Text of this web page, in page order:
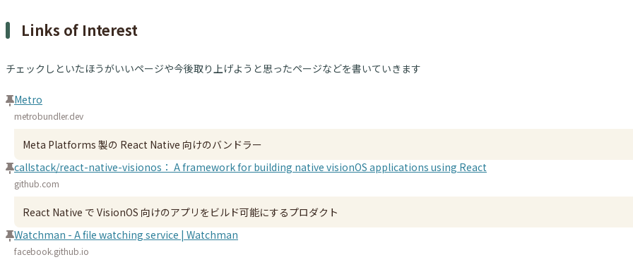
Links of Interest
チェックしといたほうがいいページや今後取り上げようと思ったページなどを書いていきます
Metro
metrobundler.dev
Meta Platforms 製の React Native 向けのバンドラー
callstack/react-native-visionos： A framework for building native visionOS applications using React
github.com
React Native で VisionOS 向けのアプリをビルド可能にするプロダクト
Watchman - A file watching service | Watchman
facebook.github.io